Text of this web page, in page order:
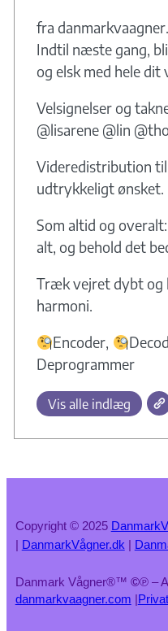
fra
Indtil næste gang,
og elsk med hele dit
Velsignelser og
@lisarene @lin
Videredistribution
udtrykkeligt ønsket.
Som altid og
alt, og behold det
Træk vejret dybt og
harmoni.
Encoder,
Deprogrammer
Vis alle indlæg
Copyright © 2025
| DanmarkVågner.dk |
Danmark Vågner®™ ©℗ –
danmarkvaagner.com